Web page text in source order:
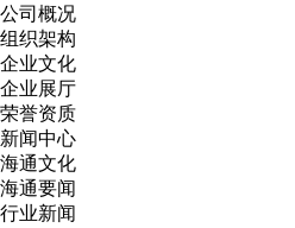
公司概况
组织架构
企业文化
企业展厅
荣誉资质
新闻中心
海通文化
海通要闻
行业新闻